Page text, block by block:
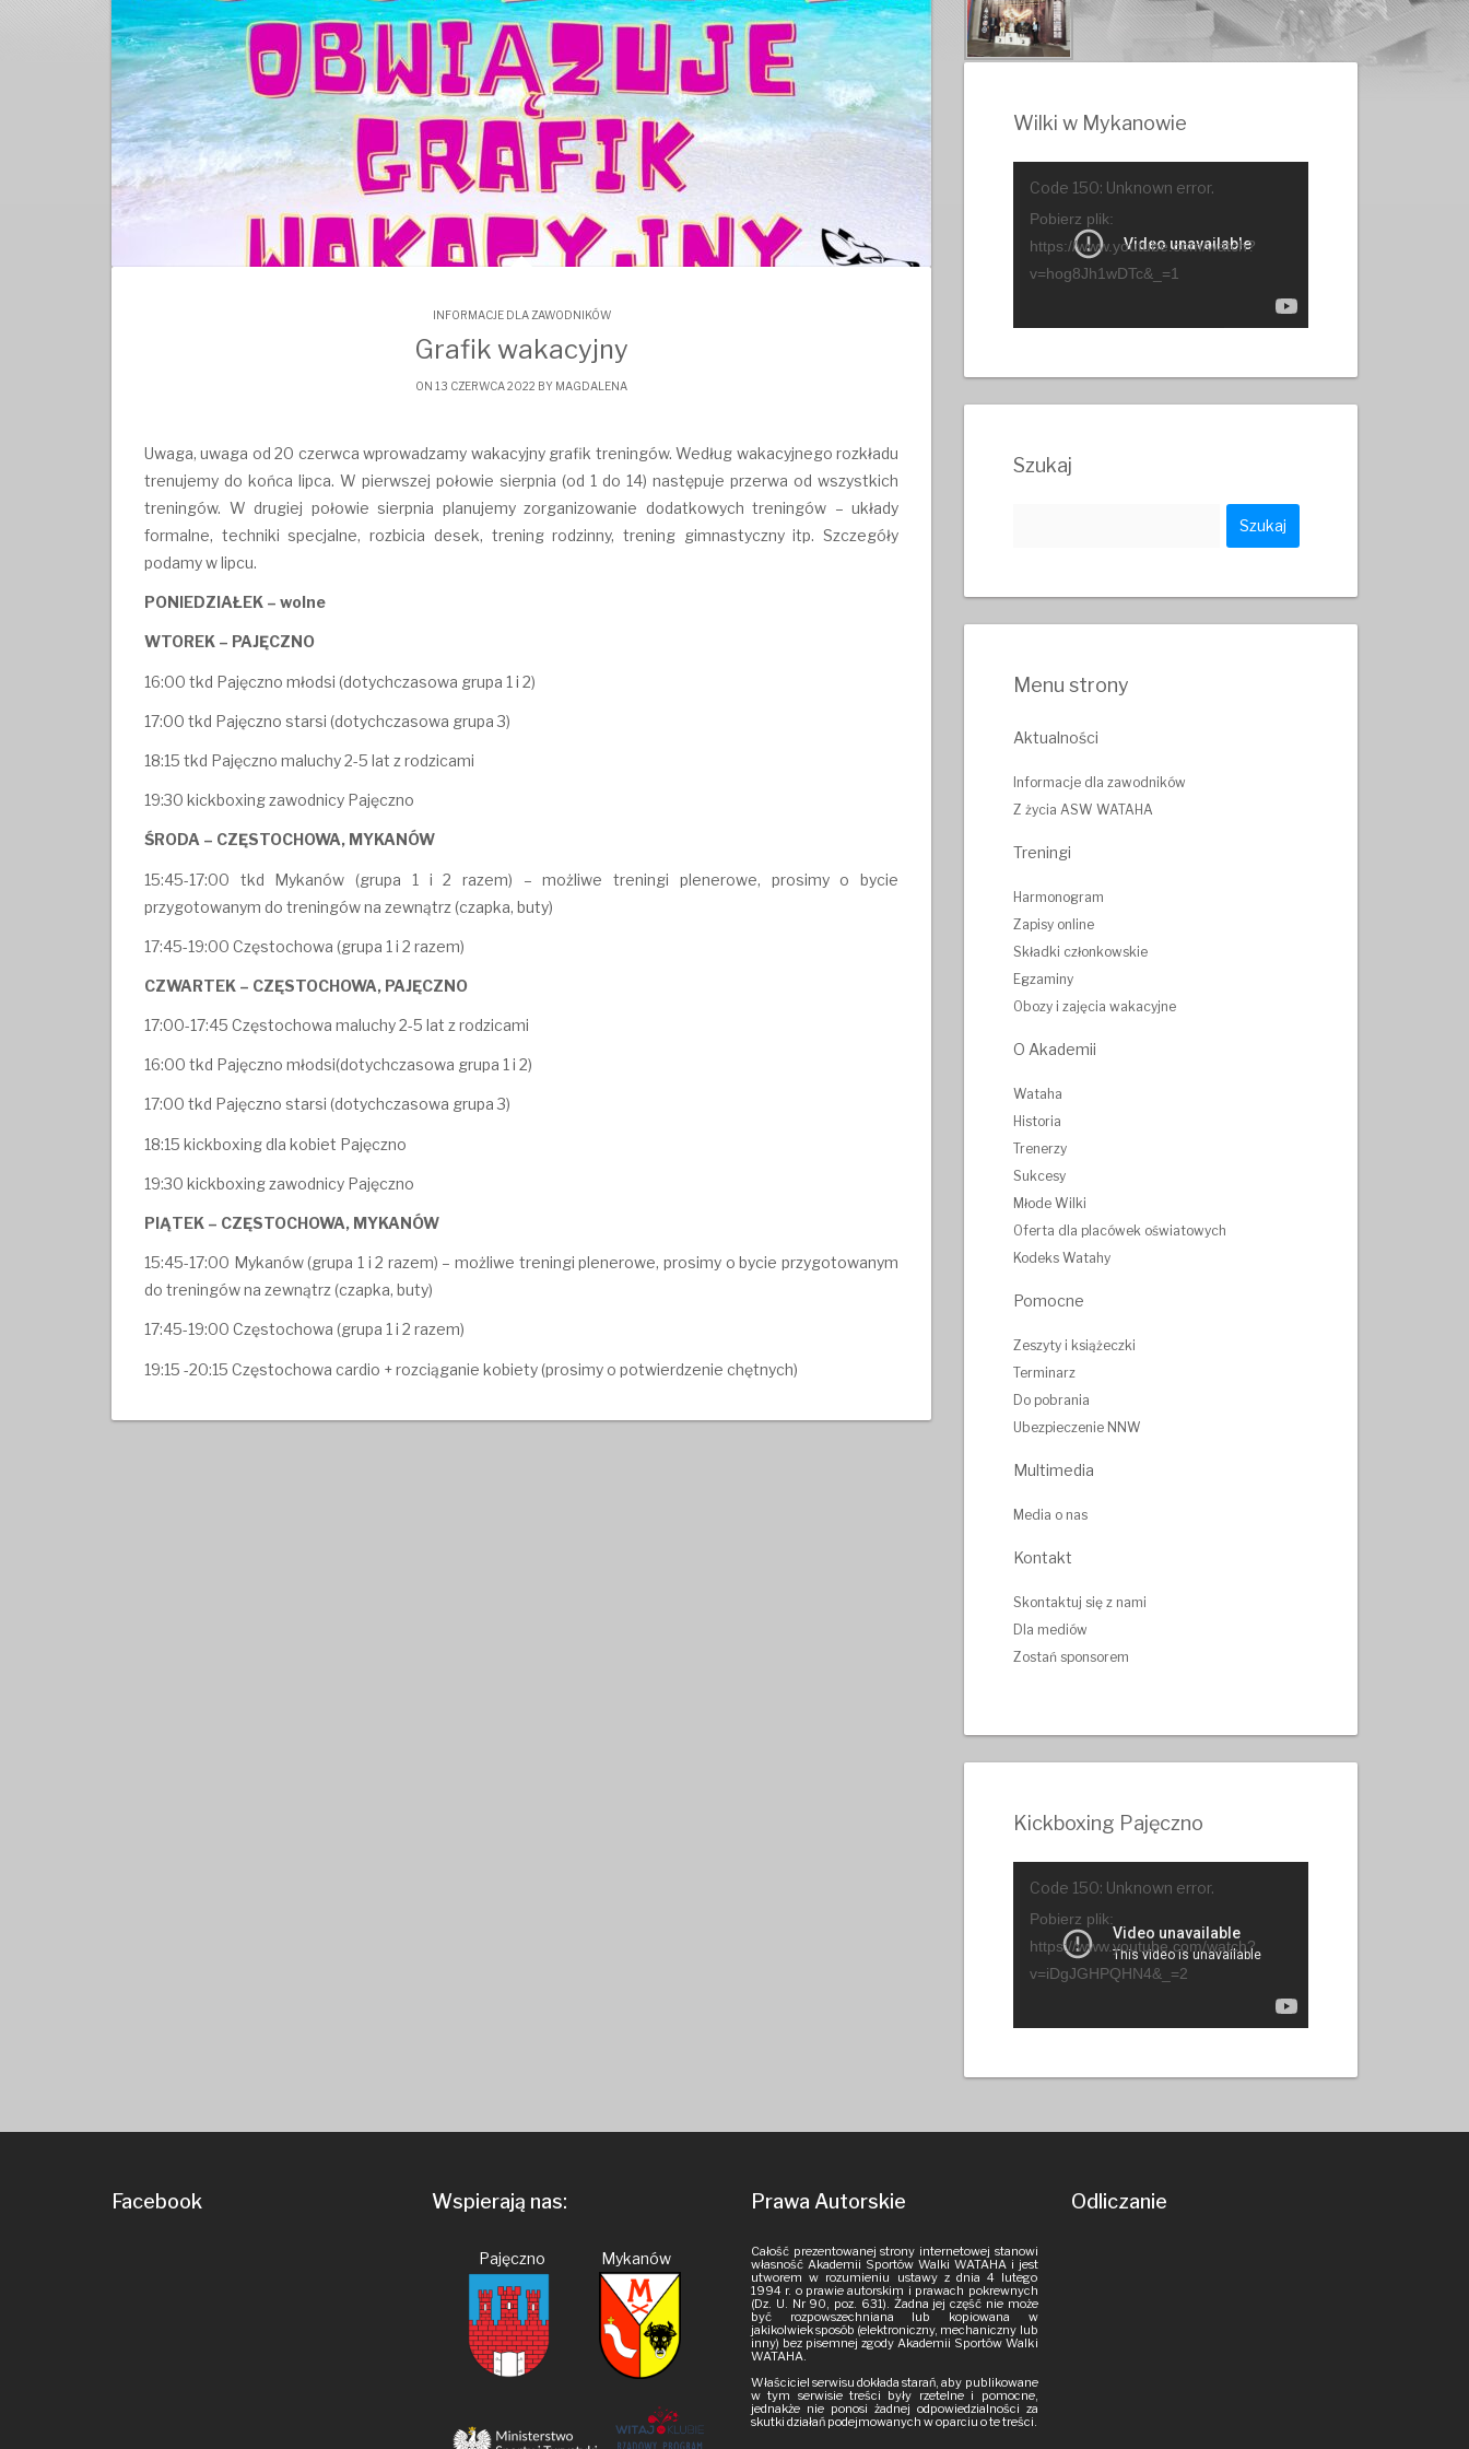
INFORMACJE DLA ZAWODNIKÓW
Grafik wakacyjny
ON 13 CZERWCA 2022 BY MAGDALENA
Uwaga, uwaga od 20 czerwca wprowadzamy wakacyjny grafik treningów. Według wakacyjnego rozkładu
trenujemy do końca lipca. W pierwszej połowie sierpnia (od 1 do 14) następuje przerwa od wszystkich
treningów. W drugiej połowie sierpnia planujemy zorganizowanie dodatkowych treningów – układy
formalne, techniki specjalne, rozbicia desek, trening rodzinny, trening gimnastyczny itp. Szczegóły
podamy w lipcu.
PONIEDZIAŁEK – wolne
WTOREK – PAJĘCZNO
16:00 tkd Pajęczno młodsi (dotychczasowa grupa 1 i 2)
17:00 tkd Pajęczno starsi (dotychczasowa grupa 3)
18:15 tkd Pajęczno maluchy 2-5 lat z rodzicami
19:30 kickboxing zawodnicy Pajęczno
ŚRODA – CZĘSTOCHOWA, MYKANÓW
15:45-17:00 tkd Mykanów (grupa 1 i 2 razem) – możliwe treningi plenerowe, prosimy o bycie
przygotowanym do treningów na zewnątrz (czapka, buty)
17:45-19:00 Częstochowa (grupa 1 i 2 razem)
CZWARTEK – CZĘSTOCHOWA, PAJĘCZNO
17:00-17:45 Częstochowa maluchy 2-5 lat z rodzicami
16:00 tkd Pajęczno młodsi(dotychczasowa grupa 1 i 2)
17:00 tkd Pajęczno starsi (dotychczasowa grupa 3)
18:15 kickboxing dla kobiet Pajęczno
19:30 kickboxing zawodnicy Pajęczno
PIĄTEK – CZĘSTOCHOWA, MYKANÓW
15:45-17:00 Mykanów (grupa 1 i 2 razem) – możliwe treningi plenerowe, prosimy o bycie przygotowanym
do treningów na zewnątrz (czapka, buty)
17:45-19:00 Częstochowa (grupa 1 i 2 razem)
19:15 -20:15 Częstochowa cardio + rozciąganie kobiety (prosimy o potwierdzenie chętnych)
Wilki w Mykanowie
Code 150: Unknown error.
Pobierz plik:
https://www.youtube.com/watch?
v=hog8Jh1wDTc&_=1
Szukaj
Menu strony
Aktualności
Informacje dla zawodników
Z życia ASW WATAHA
Treningi
Harmonogram
Zapisy online
Składki członkowskie
Egzaminy
Obozy i zajęcia wakacyjne
O Akademii
Wataha
Historia
Trenerzy
Sukcesy
Młode Wilki
Oferta dla placówek oświatowych
Kodeks Watahy
Pomocne
Zeszyty i książeczki
Terminarz
Do pobrania
Ubezpieczenie NNW
Multimedia
Media o nas
Kontakt
Skontaktuj się z nami
Dla mediów
Zostań sponsorem
Kickboxing Pajęczno
Code 150: Unknown error.
Pobierz plik:
https://www.youtube.com/watch?
v=iDgJGHPQHN4&_=2
Facebook Wspierają nas:
Pajęczno Mykanów
Prawa Autorskie
Całość prezentowanej strony internetowej stanowi
własność Akademii Sportów Walki WATAHA i jest
utworem w rozumieniu ustawy z dnia 4 lutego
1994 r. o prawie autorskim i prawach pokrewnych
(Dz. U. Nr 90, poz. 631). Żadna jej część nie może
być rozpowszechniana lub kopiowana w
jakikolwiek sposób (elektroniczny, mechaniczny lub
inny) bez pisemnej zgody Akademii Sportów Walki
WATAHA.
Właściciel serwisu dokłada starań, aby publikowane
w tym serwisie treści były rzetelne i pomocne,
jednakże nie ponosi żadnej odpowiedzialności za
skutki działań podejmowanych w oparciu o te treści.
Odliczanie